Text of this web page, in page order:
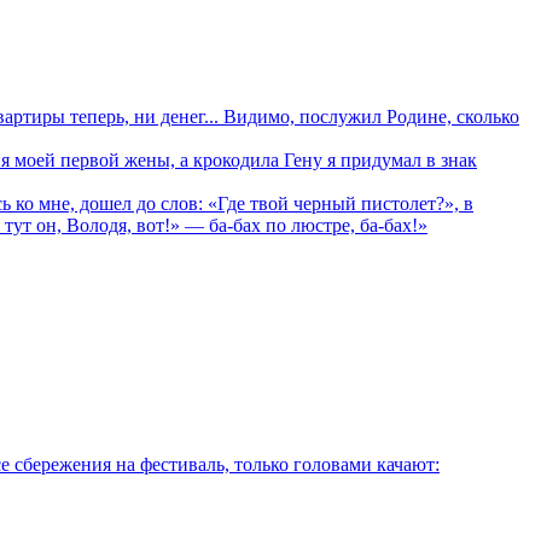
теперь, ни денег... Видимо, послужил Родине, сколько
первой жены, а крокодила Гену я придумал в знак
мне, дошел до слов: «Где твой черный пистолет?», в
он, Володя, вот!» — ба-бах по люстре, ба-бах!»
на фестиваль, только головами качают: